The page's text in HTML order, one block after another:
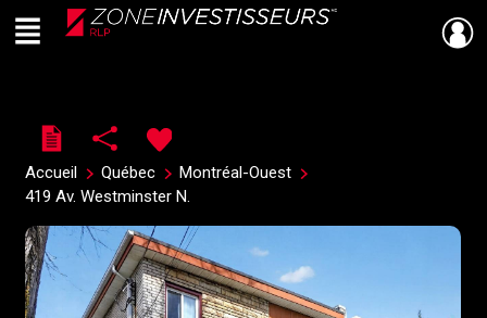
Live
En Direct
Menu
Accueil Québec
Montréal-Ouest
419 Av. Westminster N.